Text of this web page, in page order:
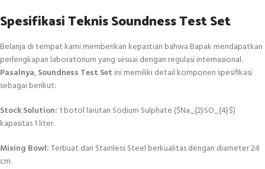
Spesifikasi Teknis Soundness Test Set
Belanja di tempat kami memberikan kepastian bahwa Bapak mendapatkan
perlengkapan laboratorium yang sesuai dengan regulasi internasional.
Pasalnya,Soundness Test Set ini memiliki detail komponen spesifikasi
sebagai berikut:
Stock Solution: 1 botol larutan Sodium Sulphate ($Na_{2}SO_{4}$)
kapasitas 1 liter.
Mixing Bowl:Terbuat dari Stainless Steel berkualitas dengan diameter 24
cm.